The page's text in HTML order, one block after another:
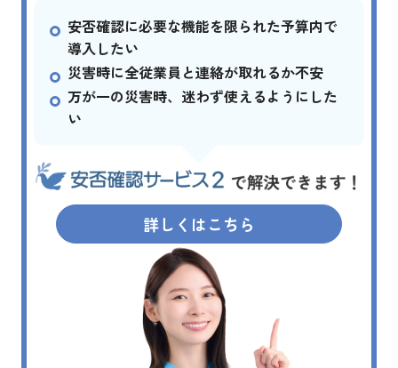
安否確認に必要な機能を限られた予算内で
導入したい
災害時に全従業員と連絡が取れるか不安
万が一の災害時、迷わず使えるようにした
い
詳しくはこちら